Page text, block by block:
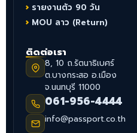
รายงานตัว 90 วัน
MOU ลาว (Return)
ติดต่อเรา
8, 10 ถ.รัตนาธิเบศร์
ต.บางกระสอ อ.เมือง
จ.นนทบุรี 11000
061-956-4444
info@passport.co.th